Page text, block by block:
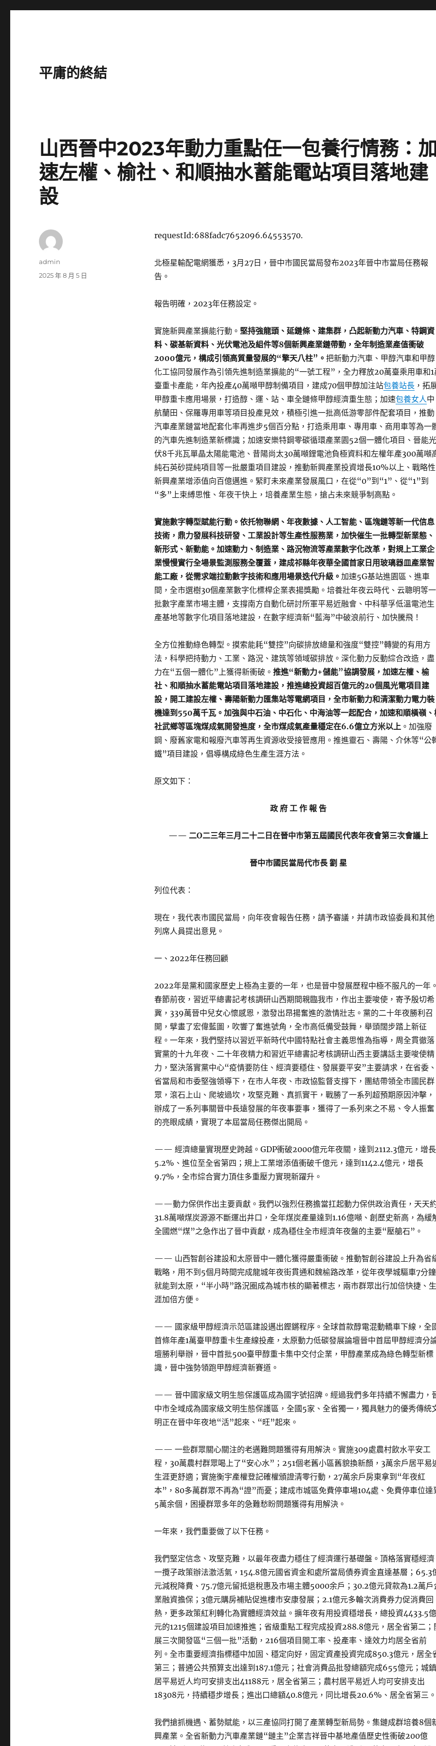
平庸的終結
山西晉中2023年動力重點任一包養行情務：
速左權、榆社、和順抽水蓄能電站項目落地建
設
requestId:688fadc7652096.64553570.
北極星輸配電網獲悉，3月27日，晉中市國民當局發布2023年晉中市當局任務報
告。
報告明確，2023年任務設定。
實施新興產業擴能行動。 堅持強龍頭、延鏈條、建集群，凸起新動力汽車、特鋼資
料、碳基新資料、光伏電池及組件等8個新興產業鏈帶動，全年制造業產值衝破
2000億元，構成引領高質量發展的“擎天八柱”。 把新動力汽車、甲醇汽車和甲醇
化工協同發展作為引領先進制造業擴能的“一號工程”，全力釋放20萬臺乘用車和1
臺重卡產能，年內投產40萬噸甲醇制備項目，建成70個甲醇加注站包養站長，拓
甲醇重卡應用場景，打造醇、運、站、車全鏈條甲醇經濟重生態；加速包養女人中
航蘭田、保羅專用車等項目投產見效，積極引進一批高低游零部件配套項目，推動
汽車產業鏈當地配套化率再進步5個百分點，打造乘用車、專用車、商用車等為一
的汽車先進制造業新標識；加速安樂特鋼零碳循環產業園52個一體化項目、晉能光
伏8千兆瓦單晶太陽能電池、昔陽尚太30萬噸鋰電池負極資料和左權年產300萬噸
純石英砂提純項目等一批嚴重項目建設，推動新興產業投資增長10%以上、戰略性
新興產業增添值向百億邁進。緊盯未來產業發展風口，在從“0”到“1”、從“1”到
“多”上束縛思惟、年夜干快上，培養產業生態，搶占未來競爭制高點。
實施數字轉型賦能行動。依托物聯網、年夜數據、人工智能、區塊鏈等新一代信息
技術，鼎力發展科技研發、工業設計等生產性服務業，加快催生一批轉型新業態、
新形式、新動能。加速動力、制造業、路況物流等產業數字化改革，對規上工業企
業慢慢實行全場景監測服務全覆蓋，建成祁縣年夜華全國首家日用玻璃器皿產業智
能工廠，從需求端拉動數字技術和應用場景迭代升級。 加速5G基站進園區、進車
間，全市選樹30個產業數字化標桿企業表揚獎勵。培養壯年夜云時代、云聰明等一
批數字產業市場主體，支撐南方自動化研討所軍平易近融會、中科華孚低溫電池生
產基地等數字化項目落地建設，在數字經濟新“藍海”中破浪前行、加快騰飛！
全方位推動綠色轉型。摸索能耗“雙控”向碳排放總量和強度“雙控”轉變的有用方
法，科學把持動力、工業、路況、建筑等領域碳排放。深化動力反動綜合改造，盡
力在“五個一體化”上獲得新衝破。 推進“新動力+儲能”協調發展，加速左權、榆
社、和順抽水蓄能電站項目落地建設，推進總投資超百億元的20個風光電項目建
設，開工建設左權、壽陽新動力匯集站等電網項目，全市新動力和清潔動力電力裝
機達到550萬千瓦。加強與中石油、中石化、中海油等一起配合，加速和順橫嶺、
社武鄉等區塊煤成氣開發進度，全市煤成氣產量穩定在6.6億立方米以上。加強廢
鋼、廢舊家電和報廢汽車等再生資源收受接管應用。推進靈石、壽陽、介休等“公
鐵”項目建設，倡導構成綠色生產生涯方法。
原文如下：
政 府 工 作 報 告
—— 二O二三年三月二十二日在晉中市第五屆國民代表年夜會第三次會議上
晉中市國民當局代市長 劉 星
列位代表：
現在，我代表市國民當局，向年夜會報告任務，請予審議，并請市政協委員和其他
列席人員提出意見。
一、2022年任務回顧
2022年是黨和國家歷史上極為主要的一年，也是晉中發展歷程中極不服凡的一年
春節前夜，習近平總書記考核調研山西期間親臨我市，作出主要唆使，寄予殷切希
冀，339萬晉中兒女心懷感恩，激發出昂揚奮進的激情壯志。黨的二十年夜勝利召
開，擘畫了宏偉藍圖，吹響了奮進號角，全市高低備受鼓舞，舉頭闊步踏上新征
程。一年來，我們堅持以習近平新時代中國特點社會主義思惟為指導，周全貫徹落
實黨的十九年夜、二十年夜精力和習近平總書記考核調研山西主要講話主要唆使精
力，堅決落實黨中心“疫情要防住、經濟要穩住、發展要平安”主要請求，在省委、
省當局和市委堅強領導下，在市人年夜、市政協監督支撐下，團結帶領全市國民群
眾，滾石上山、爬坡過坎，攻堅克難、真抓實干，戰勝了一系列超預期原因沖擊，
辦成了一系列事關晉中長遠發展的年夜事要事，獲得了一系列來之不易、令人振奮
的亮眼成績，實現了本屆當局任務傑出開局。
—— 經濟總量實現歷史跨越。GDP衝破2000億元年夜關，達到2112.3億元，增長
5.2%、進位至全省第四；規上工業增添值衝破千億元，達到1142.4億元，增長
9.7%，全市綜合實力頂住多重壓力實現新躍升。
——動力保供作出主要貢獻。我們以強烈任務擔當扛起動力保供政治責任，天天
31.8萬噸煤炭源源不斷運出井口，全年煤炭產量達到1.16億噸、創歷史新高，為緩
全國燃“煤”之急作出了晉中貢獻，成為穩住全市經濟年夜盤的主要“壓艙石”。
—— 山西智創谷建設和太原晉中一體化獲得嚴重衝破。推動智創谷建設上升為省
戰略，用不到5個月時間完成龍城年夜街貫通和魏榆路改革，從年夜學城驅車7分鐘
就能到太原，“半小時”路況圈成為城市核的顯著標志，兩市群眾出行加倍快捷、生
涯加倍方便。
—— 國家級甲醇經濟示范區建設邁出鏗鏘程序。全球首款醇電混動轎車下線，全
首條年產1萬臺甲醇重卡生產線投產，太原動力低碳發展論壇晉中首屆甲醇經濟分
壇勝利舉辦，晉中首批500臺甲醇重卡集中交付企業，甲醇產業成為綠色轉型新標
識，晉中強勢領跑甲醇經濟新賽道。
—— 晉中國家級文明生態保護區成為國字號招牌。經過我們多年持續不懈盡力，
中市全域成為國家級文明生態保護區，全國5家、全省獨一，獨具魅力的優秀傳統
明正在晉中年夜地“活”起來、“旺”起來。
—— 一些群眾關心關注的老邁難問題獲得有用解決。實施309處農村飲水平安工
程，30萬農村群眾喝上了“安心水”；251個老舊小區舊貌換新顏，3萬余戶居平易
生涯更舒適；實施衡宇產權登記確權頒證清零行動，27萬余戶房東拿到“年夜紅
本”，80多萬群眾不再為“證”而憂；建成市城區免費停車場104處、免費停車位達
5萬余個，困擾群眾多年的急難愁盼問題獲得有用解決。
一年來，我們重要做了以下任務。
我們堅定信念、攻堅克難，以最年夜盡力穩住了經濟運行基礎盤。頂格落實穩經濟
一攬子政策辦法激活氣，154.8億元國省資金和處所當局債券資金直達基層；65.3
元減稅降費、75.7億元留抵退稅惠及市場主體5000余戶；30.2億元貸款為1.2萬戶
業融資擔保；3億元購房補貼促進樓市安康發展；2.1億元多輪次消費券力促消費回
熱，更多政策紅利轉化為實體經濟效益。擴年夜有用投資穩增長，總投資4433.5億
元的1215個建設項目加速推進；省級重點工程完成投資288.8億元，居全省第二；
展三次開發區“三個一批”活動，216個項目開工率、投產率、達效力均居全省前
列。全市重要經濟指標穩中加固、穩定向好，固定資產投資完成850.3億元，居全
第三；普通公共預算支出達到187.1億元；社會消費品批發總額完成655億元；城鎮
居平易近人均可安排支出41188元，居全省第三；農村居平易近人均可安排支出
18308元，持續穩步增長；進出口總額40.8億元，同比增長20.6%、居全省第三。
我們搶抓機遇、蓄勢賦能，以三產協同打開了產業轉型新局勢。集鏈成群培養8個
興產業。全省新動力汽車產業鏈“鏈主”企業吉祥晉中基地產值歷史性衝破200億
作
admin
發
2025 年 8 月 5 日